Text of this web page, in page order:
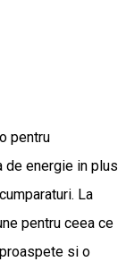
pentru
de energie in plus
La
pentru ceea ce
si o